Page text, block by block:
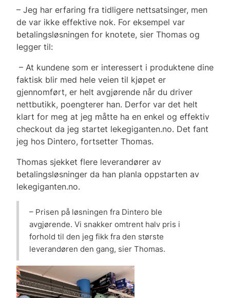
– Jeg har erfaring fra tidligere nettsatsinger, men
de var ikke effektive nok. For eksempel var
betalingsløsningen for knotete, sier Thomas og
legger til:
– At kundene som er interessert i produktene dine
faktisk blir med hele veien til kjøpet er
gjennomført, er helt avgjørende når du driver
nettbutikk, poengterer han. Derfor var det helt
klart for meg at jeg måtte ha en enkel og effektiv
checkout da jeg startet lekegiganten.no. Det fant
jeg hos Dintero, fortsetter Thomas.
Thomas sjekket flere leverandører av
betalingsløsninger da han planla oppstarten av
lekegiganten.no.
– Prisen på løsningen fra Dintero ble
avgjørende. Vi snakker omtrent halv pris i
forhold til den jeg fikk fra den største
leverandøren den gang, sier Thomas.